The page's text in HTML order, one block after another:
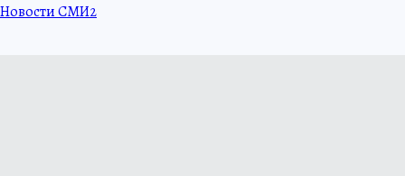
Новости СМИ2